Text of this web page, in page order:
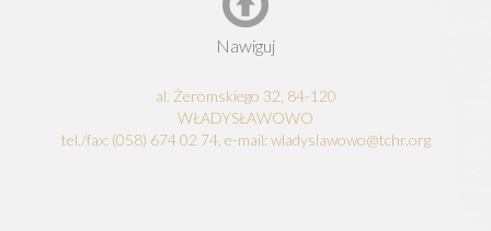
Nawiguj
al. Żeromskiego 32, 84-120
WŁADYSŁAWOWO
tel./fax: (058) 674 02 74, e-mail: wladyslawowo@tchr.org